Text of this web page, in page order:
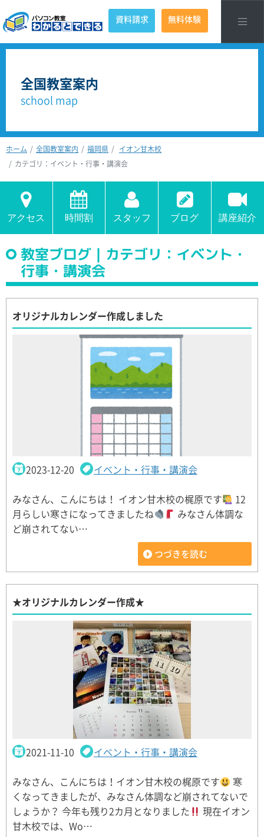
資料請求 無料体験
全国教室案内
school map
ホーム 全国教室案内 福岡県
イオン甘木校
カテゴリ：イベント・行事・講演会
アクセス 時間割 スタッフ ブログ 講座紹介
教室ブログ｜カテゴリ：イベント・
行事・講演会
オリジナルカレンダー作成しました
2023-12-20 イベント・行事・講演会
みなさん、こんにちは！ イオン甘木校の梶原です
12
月らしい寒さになってきましたね
みなさん体調な
ど崩されてない…
つづきを読む
★オリジナルカレンダー作成★
2021-11-10 イベント・行事・講演会
みなさん、こんにちは！イオン甘木校の梶原です
寒
くなってきましたが、みなさん体調など崩されてないで
しょうか？ 今年も残り2カ月となりました
現在イオン
甘木校では、Wo…